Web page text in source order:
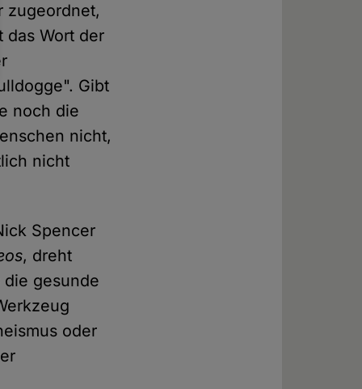
zugeordnet,
das Wort der
Gibt
noch die
nicht,
nicht
Spencer
, dreht
gesunde
oder